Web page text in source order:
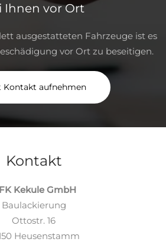
Ihnen vor Ort
ausgestatteten Fahrzeuge ist es
vor Ort zu beseitigen.
Kontakt aufnehmen
Kontakt
Kekule GmbH
Baulackierung
Ottostr. 16
Heusenstamm